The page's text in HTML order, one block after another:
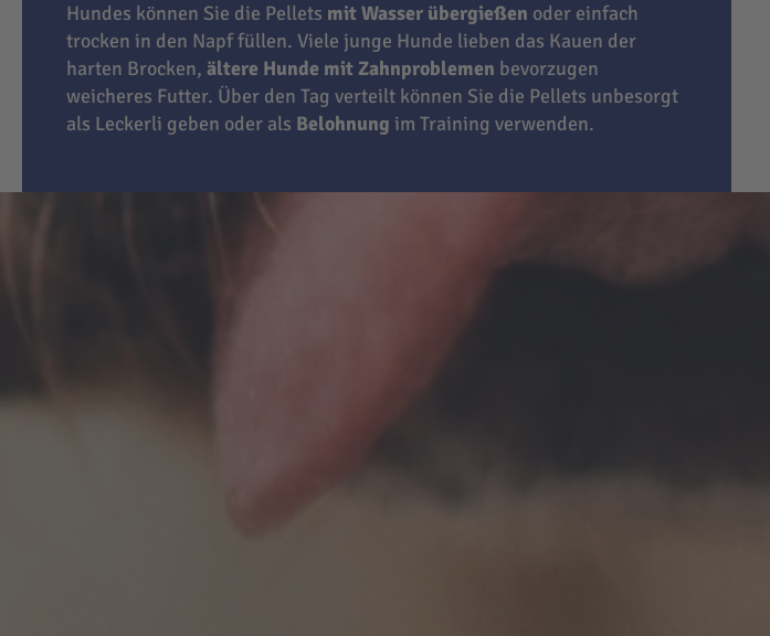
Hundes können Sie die Pellets mit Wasser übergießen oder einfach
trocken in den Napf füllen. Viele junge Hunde lieben das Kauen der
harten Brocken, ältere Hunde mit Zahnproblemen bevorzugen
weicheres Futter. Über den Tag verteilt können Sie die Pellets unbesorgt
als Leckerli geben oder als Belohnung im Training verwenden.